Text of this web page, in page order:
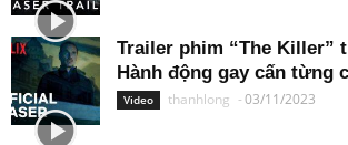
Trailer phim “The Killer”
Hành động gay cấn từng
Video thanhlong -03/11/2023